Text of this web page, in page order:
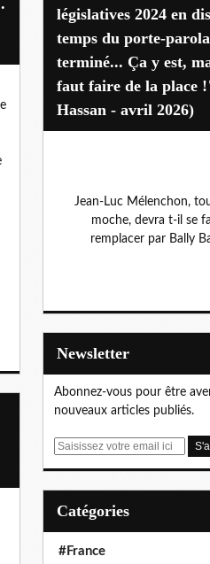
législatives 2024 en
temps du porte-
terminé... Ça y est,
faut faire de la place
Hassan - avril 2026)
Jean-Luc Mélenchon,
moche, devra t-il se
remplacer par Bally
Newsletter
Abonnez-vous pour être
nouveaux articles publiés.
E
Catégories
#France